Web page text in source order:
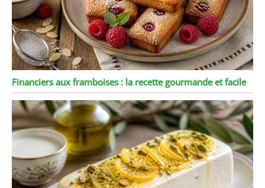
Financiers aux framboises : la recette gourmande et facile